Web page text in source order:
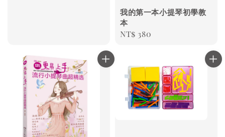
我的第一本小提琴初學教
本
Regular
NT$ 380